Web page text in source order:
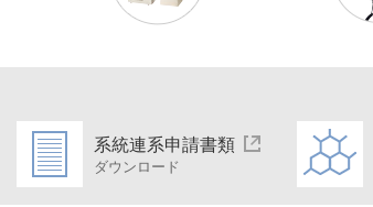
系統連系申請書類
ダウンロード